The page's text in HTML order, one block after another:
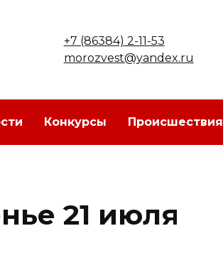
+7 (86384) 2-11-53
morozvest@yandex.ru
Конкурсы Происшествия
21 июля